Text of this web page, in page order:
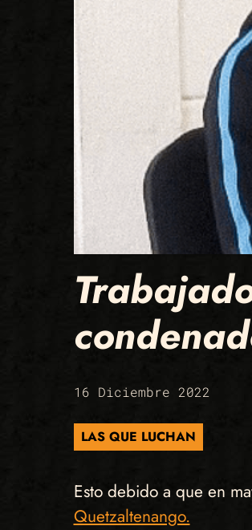
16 Diciembre 2022
LAS QUE LUCHAN
Esto debido a que en
Quetzaltenango.